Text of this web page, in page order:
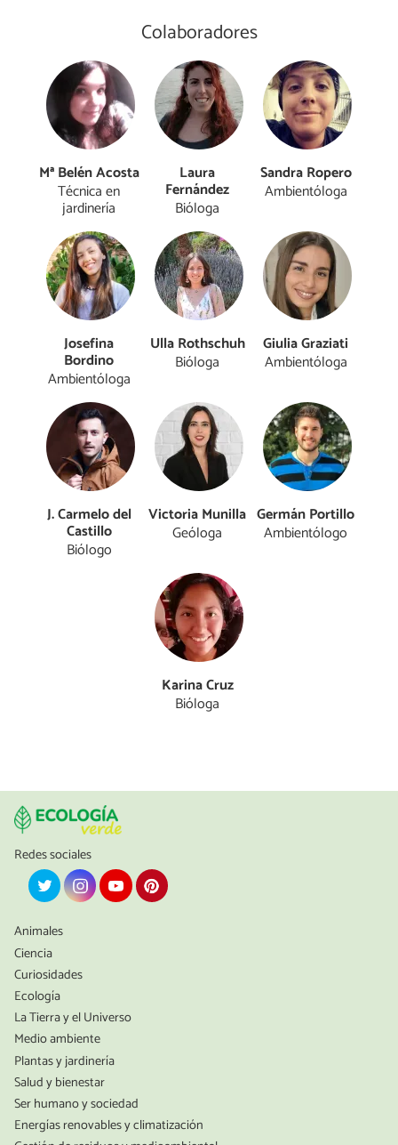
Colaboradores
Mª Belén Acosta
Técnica en
jardinería
Laura
Fernández
Bióloga
Sandra Ropero
Ambientóloga
Josefina
Bordino
Ambientóloga
Ulla Rothschuh
Bióloga
Giulia Graziati
Ambientóloga
J. Carmelo del
Castillo
Biólogo
Victoria Munilla
Geóloga
Germán Portillo
Ambientólogo
Karina Cruz
Bióloga
Redes sociales
Animales
Ciencia
Curiosidades
Ecología
La Tierra y el Universo
Medio ambiente
Plantas y jardinería
Salud y bienestar
Ser humano y sociedad
Energías renovables y climatización